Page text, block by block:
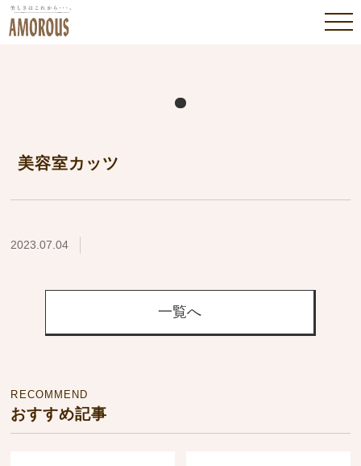
美容室カッツ
2023.07.04
一覧へ
RECOMMEND
おすすめ記事